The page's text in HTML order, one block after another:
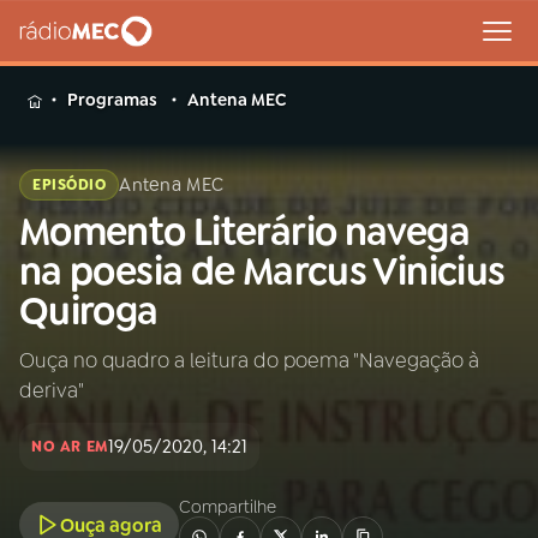
MENU
Buscar
na
Rádio
MEC
Buscar
Início AO VIVO
INÍCIO
A RÁDIO
Programas Antena MEC
EPISÓDIO Antena MEC
Momento Literário navega
na poesia de Marcus Vinicius
Quiroga
Ouça no quadro a leitura do poema "Navegação à
deriva"
NO AR EM19/05/2020, 14:21
Ouça agora
Compartilhe